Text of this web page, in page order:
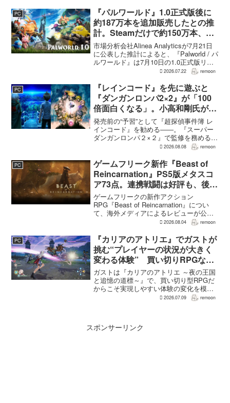
ナリオライターを務めるゲームフリー
ク...
PC
『パルワールド』1.0正式版後に
約187万本を追加販売したとの推
計。Steamだけで約150万本、累
計3050万本規模
市場分析会社Alinea Analyticsが7月21日
に公表した推計によると、『Palworld / パ
ルワールド』は7月10日の1.0正式版リリ
ース後、Steamで約150万本、PS5で約30
各プ...
2026.07.22 remoon
PC
『レインコード』を先に遊ぶと
『ダンガンロンパ2×2』が「100
倍面白くなる」。小高和剛氏がプ
レイをおすすめ
発売前の“予習”として『超探偵事件簿 レ
インコード』を勧める――。『スーパー
ダンガンロンパ２×２』で監修を務める小
高和剛氏が、そんなメッセージをファン
ューでの発言で、小高氏は「先に『レイ
ンコー...
2026.08.08 remoon
PC
ゲームフリーク新作『Beast of
Reincarnation』PS5版メタスコ
ア73点。連携戦闘は好評も、後半
の“ボス再戦続き”には不満
ゲームフリークの新作アクション
RPG『Beast of Reincarnation』につい
て、海外メディアによるレビューが公開
された。PS5版のメタスコアは73。採点
否両論で、不評に分類されたレビュ...
2026.08.04 remoon
PC
『カリアのアトリエ』でガストが
挑む“プレイヤーの状況が大きく
変わる体験” 買い切りRPGなら
ではの変化とは
ガストは『カリアのアトリエ ～夜の王国
と追憶の道標～』で、買い切り型RPGだ
からこそ実現しやすい体験の変化を模索
している。大型の運営型ゲームが継続的
2026.07.09 remoon
スポンサーリンク